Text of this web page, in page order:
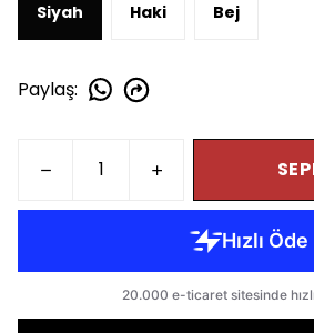
Siyah Haki Bej
Paylaş: